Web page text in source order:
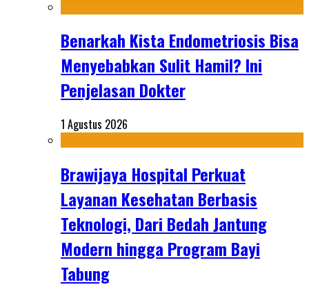
Benarkah Kista Endometriosis Bisa
Menyebabkan Sulit Hamil? Ini
Penjelasan Dokter
1 Agustus 2026
Brawijaya Hospital Perkuat
Layanan Kesehatan Berbasis
Teknologi, Dari Bedah Jantung
Modern hingga Program Bayi
Tabung